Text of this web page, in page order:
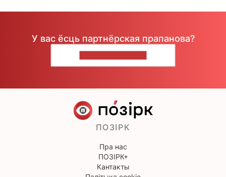
У вас ёсць партнёрская прапанова?
ПОЗІРК
Пра нас
ПОЗІРК+
Кантакты